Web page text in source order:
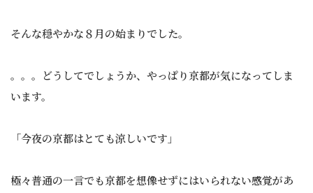
そんな穏やかな８月の始まりでした。
。。。どうしてでしょうか、やっぱり京都が気になってしま
います。
「今夜の京都はとても涼しいです」
極々普通の一言でも京都を想像せずにはいられない感覚があ